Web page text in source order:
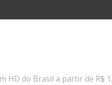
HD do Brasil a partir de R$